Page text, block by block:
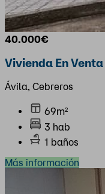
40.000€
Vivienda En Venta
Ávila, Cebreros
69m²
3 hab
1 baños
Más información